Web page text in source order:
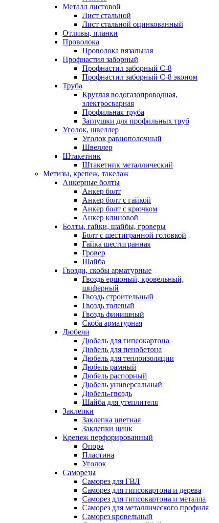
Металл листовой
Лист стальной
Лист стальной оцинкованный
Отливы, планки
Проволока
Проволока вязальная
Профнастил заборный
Профнастил заборный С-8
Профнастил заборный С-8 эконом
Труба
Круглая водогазопроводная,
электросварная
Профильная труба
Заглушки для профильных труб
Уголок, швеллер
Уголок равнополочный
Швеллер
Штакетник
Штакетник металлический
Метизы, крепеж, такелаж
Анкерные болты
Анкер болт
Анкер болт с гайкой
Анкер болт с крючком
Анкер клиновой
Болты, гайки, шайбы, гроверы
Болт c шестигранной головкой
Гайка шестигранная
Гровер
Шайба
Гвозди, скобы арматурные
Гвоздь ершоный, кровельный,
шиферный
Гвоздь строительный
Гвоздь толевый
Гвоздь финишный
Скоба арматурная
Дюбели
Дюбель для гипсокартона
Дюбель для пенобетона
Дюбель для теплоизоляции
Дюбель рамный
Дюбель распорный
Дюбель универсальный
Дюбель-гвоздь
Шайба для утеплителя
Заклепки
Заклепка цветная
Заклепки цинк
Крепеж перфорированный
Опора
Пластина
Уголок
Саморезы
Саморез для ГВЛ
Саморез для гипсокартона и дерева
Саморез для гипсокартона и металла
Саморез для металлического профиля
Саморез кровельный